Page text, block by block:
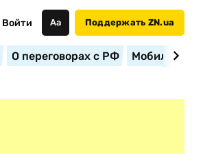
Войти Аа Поддержать ZN.ua
О переговорах с РФ